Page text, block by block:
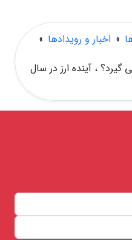
» اخبار و رویدادها »
گیرد؟ ، آینده ارز در سال